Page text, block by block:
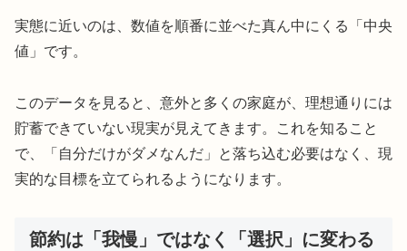
実態に近いのは、数値を順番に並べた真ん中にくる「中央
値」です。
このデータを見ると、意外と多くの家庭が、理想通りには
貯蓄できていない現実が見えてきます。これを知ること
で、「自分だけがダメなんだ」と落ち込む必要はなく、現
実的な目標を立てられるようになります。
節約は「我慢」ではなく「選択」に変わる